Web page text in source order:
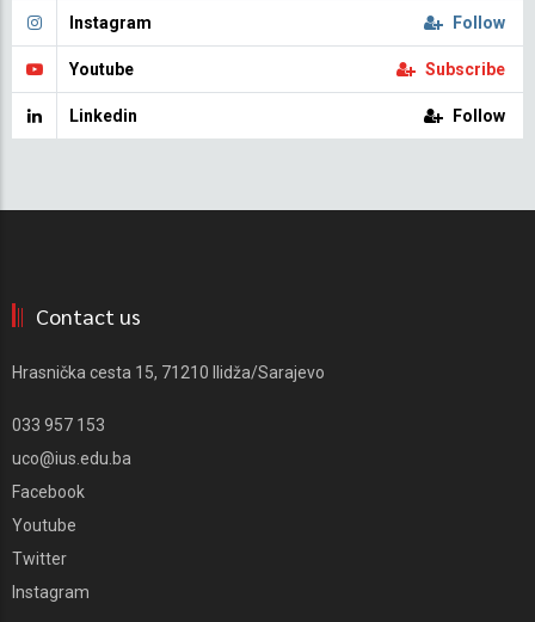
Instagram Follow
Youtube Subscribe
Linkedin Follow
Contact us
Hrasnička cesta 15, 71210 Ilidža/Sarajevo
033 957 153
uco@ius.edu.ba
Facebook
Youtube
Twitter
Instagram